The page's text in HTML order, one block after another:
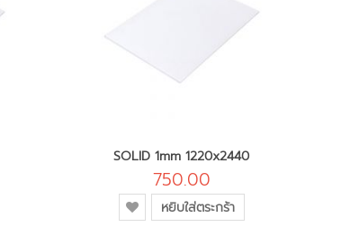
SOLID 1mm 1220x2440
750.00
เพิ่ม
หยิบใส่ตระกร้า